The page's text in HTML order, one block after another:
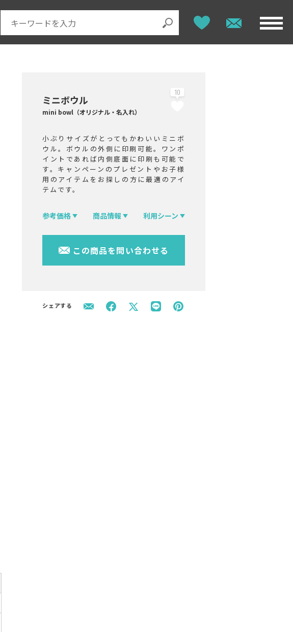
ミニボウル
mini bowl（オリジナル・名入れ）
10
小ぶりサイズがとってもかわいいミニボ
ウル。ボウルの外側に印刷可能。ワンポ
イントであれば内側底面に印刷も可能で
す。キャンペーンのプレゼントやお子様
用のアイテムをお探しの方に最適のアイ
テムです。
参考価格 商品情報 利用シーン
この商品を問い合わせる
シェアする